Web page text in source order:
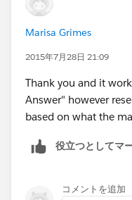
Marisa Grimes
2015年7月28日 21:09
Thank you and it
Answer" however
based on what the
役立つとしてマ
コメントを追加